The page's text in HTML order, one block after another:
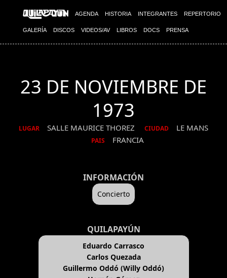
AGENDA HISTORIA INTEGRANTES REPERTORIO
GALERÍA DISCOS VIDEOS/AV LIBROS DOCS PRENSA
23 DE NOVIEMBRE DE
1973
LUGAR SALLE MAURICE THOREZ CIUDAD LE MANS
PAIS FRANCIA
INFORMACIÓN
Concierto
QUILAPAYÚN
Eduardo Carrasco
Carlos Quezada
Guillermo Oddó (Willy Oddó)